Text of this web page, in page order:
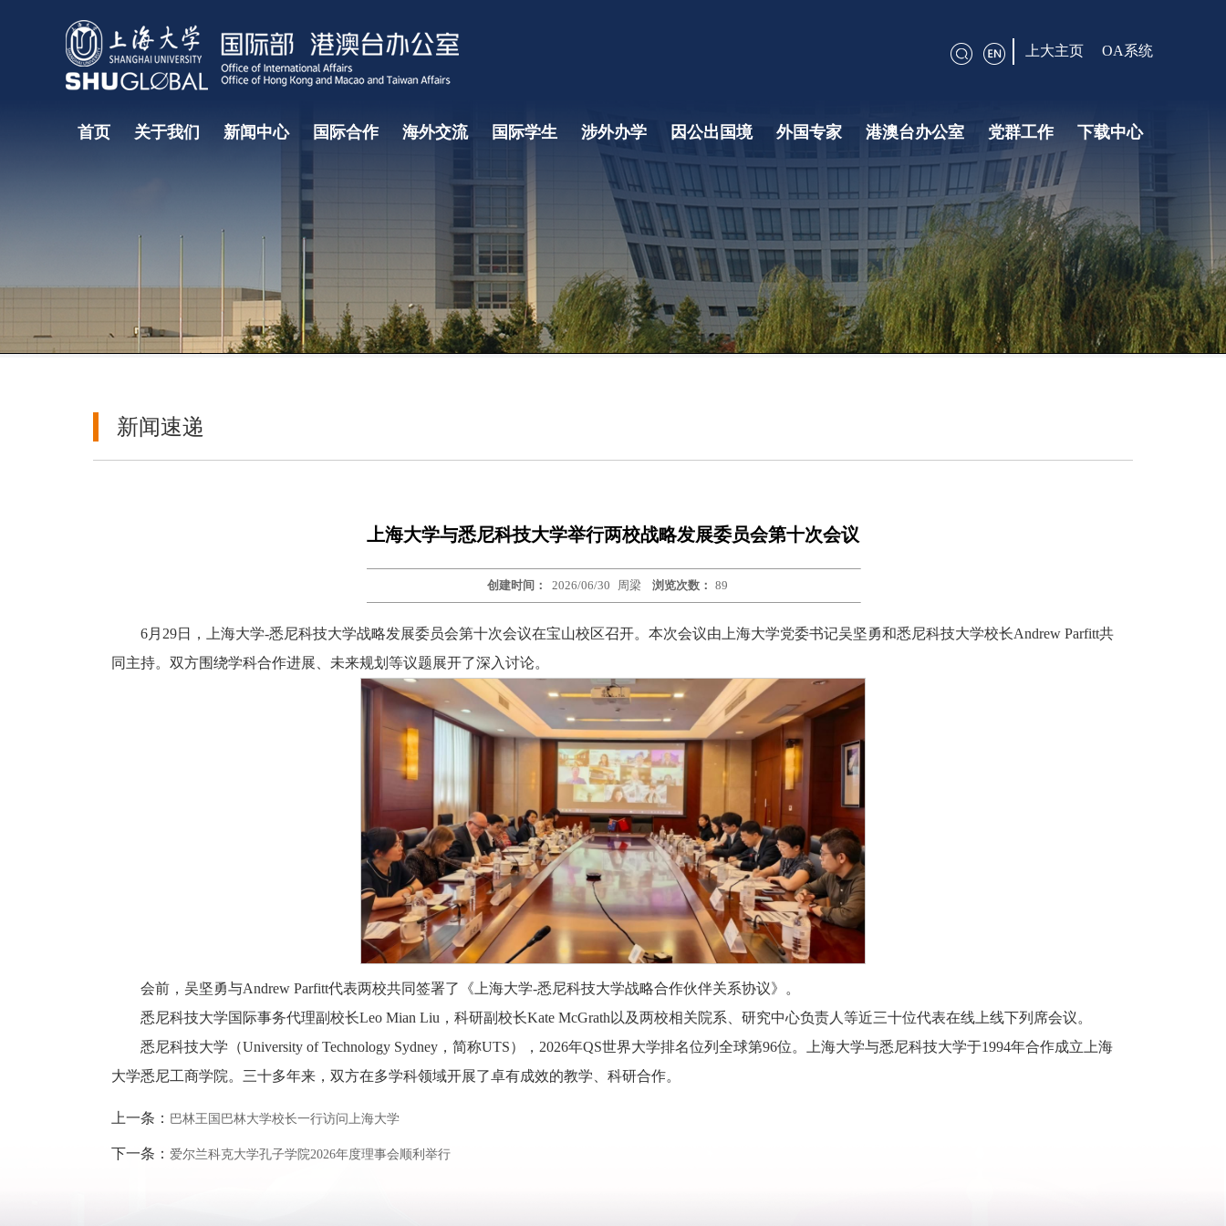
上大主页 OA系统
首页 关于我们 新闻中心 国际合作 海外交流
学生海外学习交流概览
项目申请指南
常用下载
国际学生
国际学生招生
涉外办学
孔子学院
中外合作办学
东京学院
因公出国境 外国专家 港澳台办公室
合作网络
学生申请
港澳台会议申请
党群工作
党建引领
工青妇
下载中心
新闻速递
上海大学与悉尼科技大学举行两校战略发展委员会第十次会议
创建时间： 2026/06/30 周梁 浏览次数： 89
6月29日，上海大学-悉尼科技大学战略发展委员会第十次会议在宝山校区召开。本次会议由上海大学党委书记吴坚勇和悉尼科技大学校长Andrew Parfitt共
同主持。双方围绕学科合作进展、未来规划等议题展开了深入讨论。
会前，吴坚勇与Andrew Parfitt代表两校共同签署了《上海大学-悉尼科技大学战略合作伙伴关系协议》。
悉尼科技大学国际事务代理副校长Leo Mian Liu，科研副校长Kate McGrath以及两校相关院系、研究中心负责人等近三十位代表在线上线下列席会议。
悉尼科技大学（University of Technology Sydney，简称UTS），2026年QS世界大学排名位列全球第96位。上海大学与悉尼科技大学于1994年合作成立上海
大学悉尼工商学院。三十多年来，双方在多学科领域开展了卓有成效的教学、科研合作。
上一条： 巴林王国巴林大学校长一行访问上海大学
下一条： 爱尔兰科克大学孔子学院2026年度理事会顺利举行